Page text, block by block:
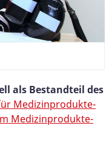
als Bestandteil des
Medizinprodukte-
Medizinprodukte-